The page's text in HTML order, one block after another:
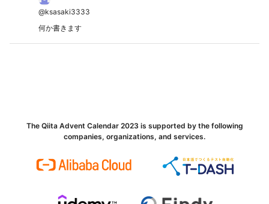
@ksasaki3333
何か書きます
The Qiita Advent Calendar 2023 is supported by the following
companies, organizations, and services.